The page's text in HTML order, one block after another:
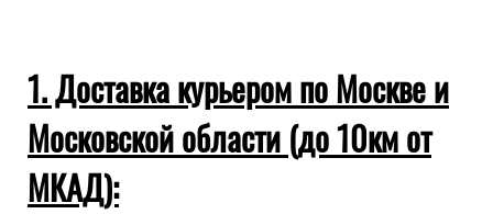
1. Доставка курьером по Москве и
Московской области (до 10км от
МКАД):